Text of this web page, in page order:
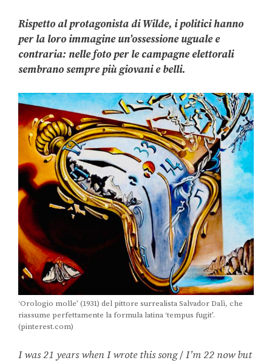
Rispetto al protagonista di Wilde, i politici hanno
per la loro immagine un’ossessione uguale e
contraria: nelle foto per le campagne elettorali
sembrano sempre più giovani e belli.
‘Orologio molle’ (1931) del pittore surrealista Salvador Dalì, che
riassume perfettamente la formula latina ‘tempus fugit’.
(pinterest.com)
I was 21 years when I wrote this song/I’m 22 now but